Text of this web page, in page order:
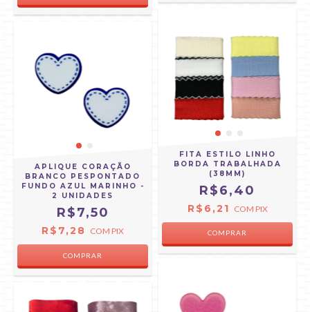
APLIQUE CORAÇÃO
BRANCO PESPONTADO
FUNDO AZUL MARINHO -
2 UNIDADES
R$7,50
R$7,28 COM PIX
FITA ESTILO LINHO
BORDA TRABALHADA
(38MM)
R$6,40
R$6,21 COM PIX
COMPRAR